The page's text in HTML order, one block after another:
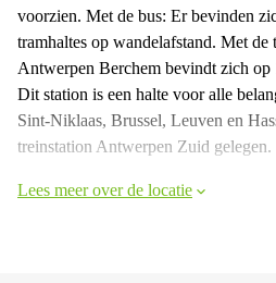
voorzien. Met de bus: Er bevinden
tramhaltes op wandelafstand. Met
Antwerpen Berchem bevindt zich op
Dit station is een halte voor alle
Sint-Niklaas, Brussel, Leuven en
treinstation Antwerpen Zuid gelegen.
Lees meer over de locatie